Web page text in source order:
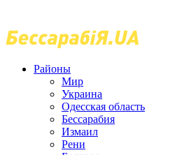
Районы
Мир
Украина
Одесская область
Бессарабия
Измаил
Рени